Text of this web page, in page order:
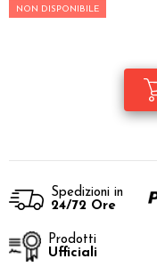
NON DISPONIBILE
Spedizioni in
24/72 Ore
Prodotti
Ufficiali